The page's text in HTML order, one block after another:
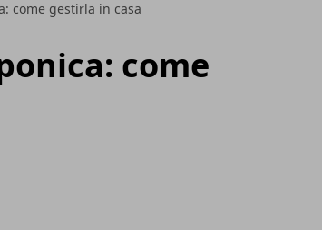
come gestirla in casa
come